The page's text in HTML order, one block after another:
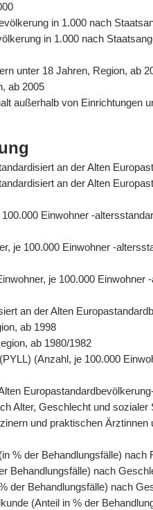
in 1.000 nach
in 1.000 nach
unter 18 Jahren, Region, ab
ab 2005
außerhalb von
an der Alten
an der Alten
Einwohner -
je 100.000 Einwohner -
je 100.000
an der Alten
ab 1998
ab 1980/1982
(Anzahl, je 100.000
Alter, Geschlecht und
und praktischen
% der Behandlungsfälle) nach
Behandlungsfälle) nach
der Behandlungsfälle) nach
(Anteil in % der